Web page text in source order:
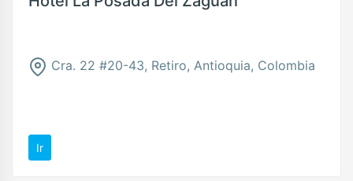
Cra. 22 #20-43, Retiro, Antioquia, Colombia
Ir